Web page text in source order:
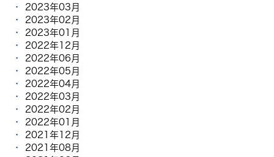
2023年03月
2023年02月
2023年01月
2022年12月
2022年06月
2022年05月
2022年04月
2022年03月
2022年02月
2022年01月
2021年12月
2021年08月